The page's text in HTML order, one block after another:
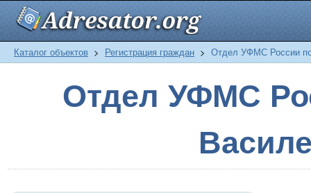
Каталог объектов > Регистрация граждан > Отдел УФМС России
Отдел УФМС